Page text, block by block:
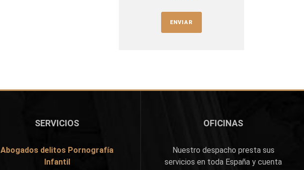
SERVICIOS
Abogados delitos Pornografía
Infantil
OFICINAS
Nuestro despacho presta sus
servicios en toda España y cuenta